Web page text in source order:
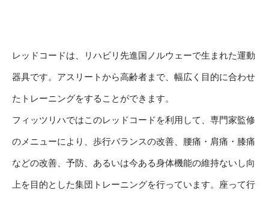
レッドコードは、リハビリ先進国ノルウェーで生まれた運動
器具です。アスリートから高齢者まで、幅広く目的に合わせ
たトレーニングをすることができます。
フィッツリハではこのレッドコードを利用して、専門家監修
のメニューにより、歩行バランスの改善、腰痛・肩痛・膝痛
などの改善、予防、あるいは今ある身体機能の維持ないし向
上を目的とした集団トレーニングを行っています。座って行